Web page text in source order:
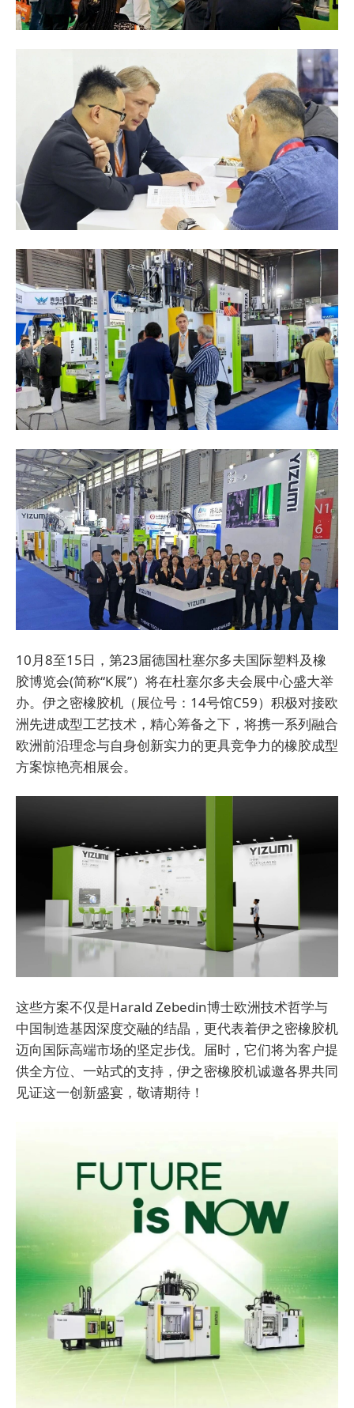
10月8至15日，第23届德国杜塞尔多夫国际塑料及橡
胶博览会(简称“K展”）将在杜塞尔多夫会展中心盛大举
办。伊之密橡胶机（展位号：14号馆C59）积极对接欧
洲先进成型工艺技术，精心筹备之下，将携一系列融合
欧洲前沿理念与自身创新实力的更具竞争力的橡胶成型
方案惊艳亮相展会。
这些方案不仅是Harald Zebedin博士欧洲技术哲学与
中国制造基因深度交融的结晶，更代表着伊之密橡胶机
迈向国际高端市场的坚定步伐。届时，它们将为客户提
供全方位、一站式的支持，伊之密橡胶机诚邀各界共同
见证这一创新盛宴，敬请期待！